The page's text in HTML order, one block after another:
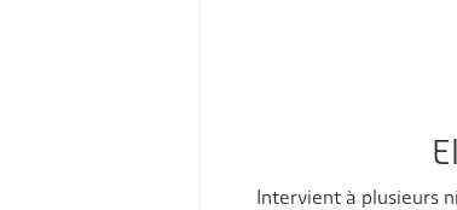
Intervient à plusieurs